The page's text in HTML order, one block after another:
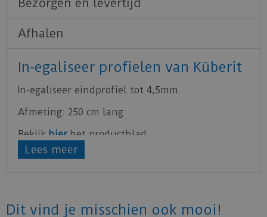
Afhalen
In-egaliseer profielen van Küberit
In-egaliseer eindprofiel tot 4,5mm.
Afmeting: 250 cm lang
Bekijk hier het productblad.
Lees meer
Dit vind je misschien ook mooi!